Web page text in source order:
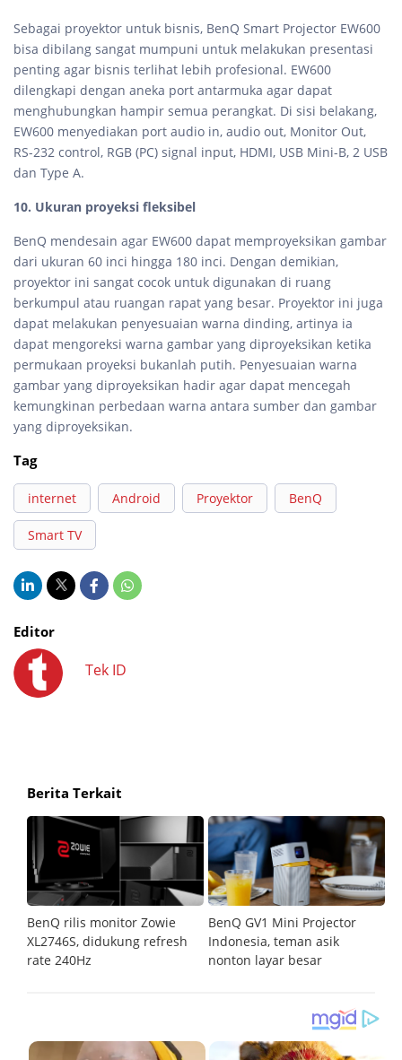
Sebagai proyektor untuk bisnis, BenQ Smart Projector EW600
bisa dibilang sangat mumpuni untuk melakukan presentasi
penting agar bisnis terlihat lebih profesional. EW600
dilengkapi dengan aneka port antarmuka agar dapat
menghubungkan hampir semua perangkat. Di sisi belakang,
EW600 menyediakan port audio in, audio out, Monitor Out,
RS-232 control, RGB (PC) signal input, HDMI, USB Mini-B, 2 USB
dan Type A.
10. Ukuran proyeksi fleksibel
BenQ mendesain agar EW600 dapat memproyeksikan gambar
dari ukuran 60 inci hingga 180 inci. Dengan demikian,
proyektor ini sangat cocok untuk digunakan di ruang
berkumpul atau ruangan rapat yang besar. Proyektor ini juga
dapat melakukan penyesuaian warna dinding, artinya ia
dapat mengoreksi warna gambar yang diproyeksikan ketika
permukaan proyeksi bukanlah putih. Penyesuaian warna
gambar yang diproyeksikan hadir agar dapat mencegah
kemungkinan perbedaan warna antara sumber dan gambar
yang diproyeksikan.
Tag
internet Android Proyektor BenQ
Smart TV
Editor
Tek ID
Berita Terkait
BenQ rilis monitor Zowie
XL2746S, didukung refresh
rate 240Hz
BenQ GV1 Mini Projector
Indonesia, teman asik
nonton layar besar